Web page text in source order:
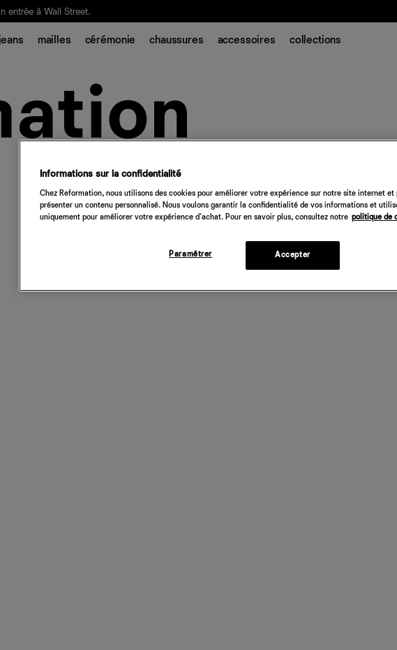
entrée à Wall Street.
mailles cérémonie chaussures accessoires collections
Informations sur la confidentialité
Chez Reformation, nous utilisons des cookies pour améliorer votre expérience sur notre site internet et
présenter un contenu personnalisé. Nous voulons garantir la confidentialité de vos informations et
uniquement pour améliorer votre expérience d'achat. Pour en savoir plus, consultez notre politique de
Paramétrer Accepter